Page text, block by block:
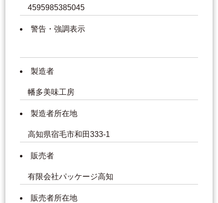
4595985385045
警告・強調表示
製造者
幡多美味工房
製造者所在地
高知県宿毛市和田333-1
販売者
有限会社パッケージ高知
販売者所在地